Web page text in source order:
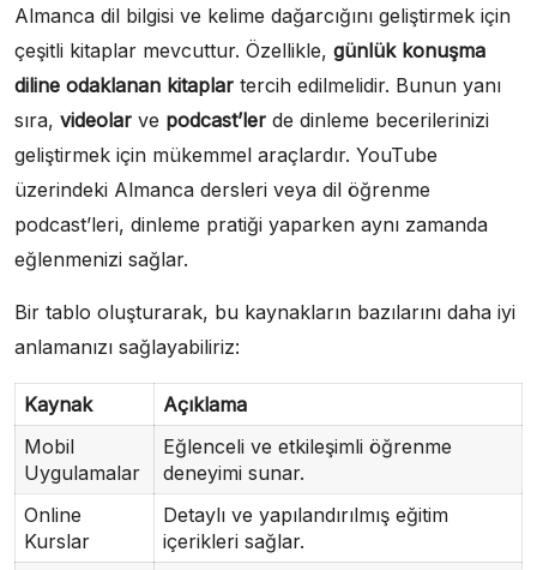
Almanca dil bilgisi ve kelime dağarcığını geliştirmek için
çeşitli kitaplar mevcuttur. Özellikle, günlük konuşma
diline odaklanan kitaplar tercih edilmelidir. Bunun yanı
sıra, videolar ve podcast’ler de dinleme becerilerinizi
geliştirmek için mükemmel araçlardır. YouTube
üzerindeki Almanca dersleri veya dil öğrenme
podcast’leri, dinleme pratiği yaparken aynı zamanda
eğlenmenizi sağlar.
Bir tablo oluşturarak, bu kaynakların bazılarını daha iyi
anlamanızı sağlayabiliriz:
Kaynak
Açıklama
Mobil
Uygulamalar
Eğlenceli ve etkileşimli öğrenme
deneyimi sunar.
Online
Kurslar
Detaylı ve yapılandırılmış eğitim
içerikleri sağlar.